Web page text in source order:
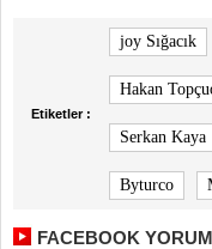
Etiketler :
joy Sığacık
Hakan
Serkan Kaya
Byturco
FACEBOOK YORUM